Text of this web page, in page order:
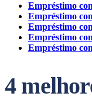
Empréstimo
Empréstimo
Empréstimo
Empréstimo
Empréstimo
4